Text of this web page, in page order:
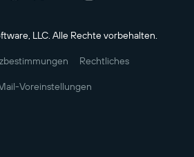
LLC. Alle Rechte vorbehalten.
Rechtliches
Voreinstellungen